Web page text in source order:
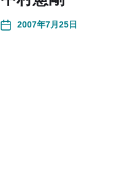
2007年7月25日